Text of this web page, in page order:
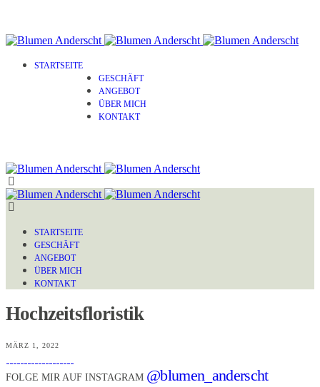
STARTSEITE
GESCHÄFT
ANGEBOT
ÜBER MICH
KONTAKT
STARTSEITE
GESCHÄFT
ANGEBOT
ÜBER MICH
KONTAKT
Hochzeitsfloristik
MÄRZ 1, 2022
FOLGE MIR AUF INSTAGRAM @blumen_anderscht